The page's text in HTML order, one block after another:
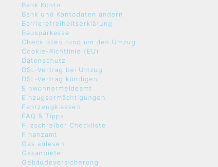
Bank Konto
Bank und Kontodaten ändern
Barrierefreiheitserklärung
Bausparkasse
Checklisten rund um den Umzug
Cookie-Richtlinie (EU)
Datenschutz
DSL-Vertrag bei Umzug
DSL-Vertrag kündigen
Einwohnermeldeamt
Einzugsermächtigungen
Fahrzeugklassen
FAQ & Tipps
Filzschreiber Checkliste
Finanzamt
Gas ablesen
Gasanbieter
Gebäudeversicherung